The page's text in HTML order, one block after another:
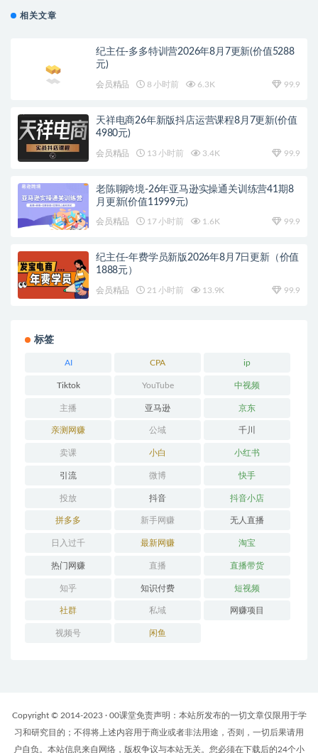
相关文章
纪主任-多多特训营2026年8月7更新(价值5288
元)
会员精品 8 小时前 6.3K 99.9
天祥电商26年新版抖店运营课程8月7更新(价值
4980元)
会员精品 13 小时前 3.4K 99.9
老陈聊跨境-26年亚马逊实操通关训练营41期8
月更新(价值11999元)
会员精品 17 小时前 1.6K 99.9
纪主任-年费学员新版2026年8月7日更新（价值
1888元）
会员精品 21 小时前 13.9K 99.9
标签
AI CPA ip
Tiktok YouTube 中视频
主播 亚马逊 京东
亲测网赚 公域 千川
卖课 小白 小红书
引流 微博 快手
投放 抖音 抖音小店
拼多多 新手网赚 无人直播
日入过千 最新网赚 淘宝
热门网赚 直播 直播带货
知乎 知识付费 短视频
社群 私域 网赚项目
视频号 闲鱼
Copyright © 2014-2023 · 00课堂免责声明：本站所发布的一切文章仅限用于学
习和研究目的；不得将上述内容用于商业或者非法用途，否则，一切后果请用
户自负。本站信息来自网络，版权争议与本站无关。您必须在下载后的24个小